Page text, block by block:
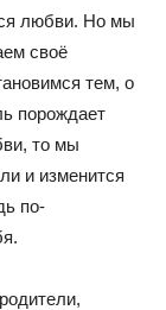
любви. Но мы
своё
тем, о
порождает
то мы
и изменится
по-